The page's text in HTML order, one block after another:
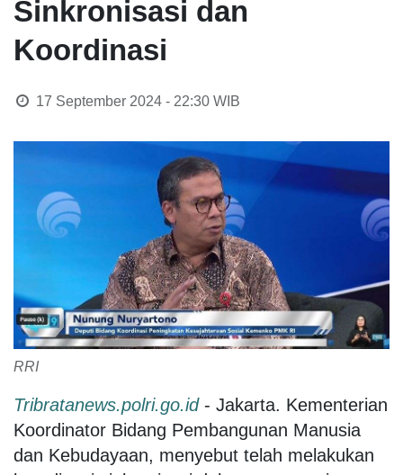
Sinkronisasi dan
Koordinasi
17 September 2024 - 22:30WIB
RRI
Tribratanews.polri.go.id - Jakarta. Kementerian
Koordinator Bidang Pembangunan Manusia
dan Kebudayaan, menyebut telah melakukan